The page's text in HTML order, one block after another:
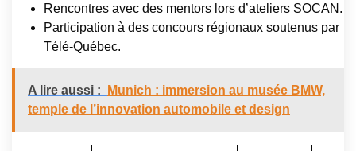
Rencontres avec des mentors lors d’ateliers SOCAN.
Participation à des concours régionaux soutenus par
Télé-Québec.
A lire aussi :
Munich : immersion au musée BMW,
temple de l’innovation automobile et design